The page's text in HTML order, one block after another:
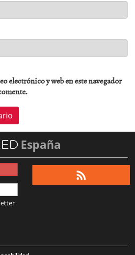
electrónico y web en este navegador
España